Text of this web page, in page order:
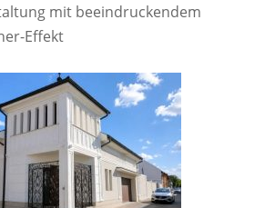
mit beeindruckendem
Effekt